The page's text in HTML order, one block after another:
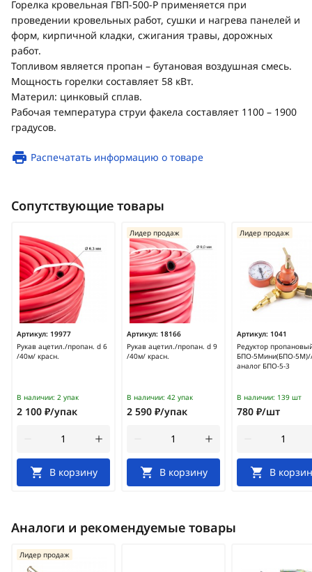
Горелка кровельная ГВП-500-Р применяется при
проведении кровельных работ, сушки и нагрева панелей и
форм, кирпичной кладки, сжигания травы, дорожных
работ.
Топливом является пропан – бутановая воздушная смесь.
Мощность горелки составляет 58 кВт.
Материл: цинковый сплав.
Рабочая температура струи факела составляет 1100 – 1900
градусов.
Распечатать информацию о товаре
Сопутствующие товары
Артикул: 19977
Рукав ацетил./пропан. d 6
/40м/ красн.
В наличии: 2 упак
2 100 ₽/упак
В корзину
Артикул: 18166
Рукав ацетил./пропан. d 9
/40м/ красн.
Лидер продаж
В наличии: 42 упак
2 590 ₽/упак
В корзину
Артикул: 1041
Редуктор
БПО-5Мини(БПО-
аналог БПО-5-3
Лидер продаж
В наличии: 139 шт
780 ₽/шт
В
Аналоги и рекомендуемые товары
Лидер продаж